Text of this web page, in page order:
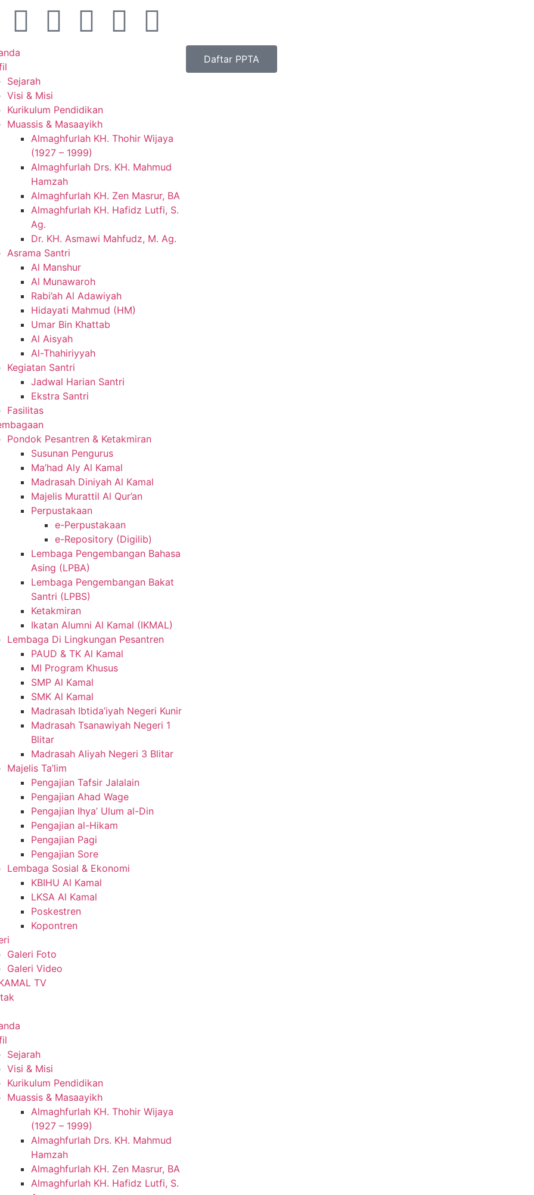
Sejarah
Visi & Misi
Kurikulum Pendidikan
Muassis & Masaayikh
Almaghfurlah KH. Thohir Wijaya
(1927 – 1999)
Almaghfurlah Drs. KH. Mahmud
Hamzah
Almaghfurlah KH. Zen Masrur, BA
Almaghfurlah KH. Hafidz Lutfi, S.
Ag.
Dr. KH. Asmawi Mahfudz, M. Ag.
Asrama Santri
Al Manshur
Al Munawaroh
Rabi’ah Al Adawiyah
Hidayati Mahmud (HM)
Umar Bin Khattab
Al Aisyah
Al-Thahiriyyah
Kegiatan Santri
Jadwal Harian Santri
Ekstra Santri
Fasilitas
Pondok Pesantren & Ketakmiran
Susunan Pengurus
Ma’had Aly Al Kamal
Madrasah Diniyah Al Kamal
Majelis Murattil Al Qur’an
Perpustakaan
e-Perpustakaan
e-Repository (Digilib)
Lembaga Pengembangan Bahasa
Asing (LPBA)
Lembaga Pengembangan Bakat
Santri (LPBS)
Ketakmiran
Ikatan Alumni Al Kamal (IKMAL)
Lembaga Di Lingkungan Pesantren
PAUD & TK Al Kamal
MI Program Khusus
SMP Al Kamal
SMK Al Kamal
Madrasah Ibtida’iyah Negeri Kunir
Madrasah Tsanawiyah Negeri 1
Blitar
Madrasah Aliyah Negeri 3 Blitar
Majelis Ta’lim
Pengajian Tafsir Jalalain
Pengajian Ahad Wage
Pengajian Ihya’ Ulum al-Din
Pengajian al-Hikam
Pengajian Pagi
Pengajian Sore
Lembaga Sosial & Ekonomi
KBIHU Al Kamal
LKSA Al Kamal
Poskestren
Kopontren
Galeri Foto
Galeri Video
TV
Sejarah
Visi & Misi
Kurikulum Pendidikan
Muassis & Masaayikh
Almaghfurlah KH. Thohir Wijaya
(1927 – 1999)
Almaghfurlah Drs. KH. Mahmud
Hamzah
Almaghfurlah KH. Zen Masrur, BA
Almaghfurlah KH. Hafidz Lutfi, S.
Daftar PPTA